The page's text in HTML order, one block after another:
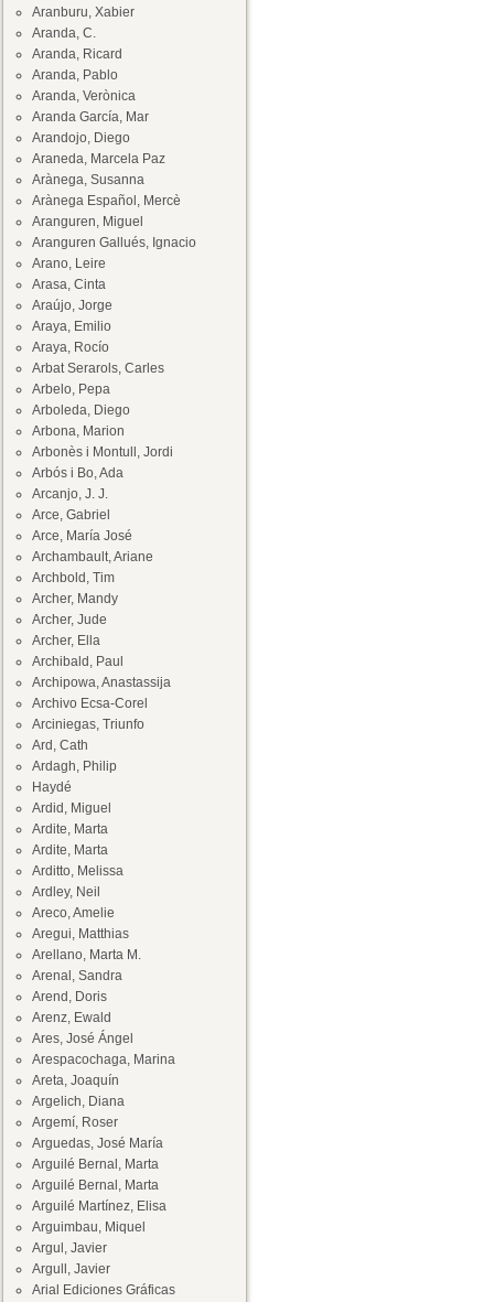
Aranburu, Xabier
Aranda, C.
Aranda, Ricard
Aranda, Pablo
Aranda, Verònica
Aranda García, Mar
Arandojo, Diego
Araneda, Marcela Paz
Arànega, Susanna
Arànega Español, Mercè
Aranguren, Miguel
Aranguren Gallués, Ignacio
Arano, Leire
Arasa, Cinta
Araújo, Jorge
Araya, Emilio
Araya, Rocío
Arbat Serarols, Carles
Arbelo, Pepa
Arboleda, Diego
Arbona, Marion
Arbonès i Montull, Jordi
Arbós i Bo, Ada
Arcanjo, J. J.
Arce, Gabriel
Arce, María José
Archambault, Ariane
Archbold, Tim
Archer, Mandy
Archer, Jude
Archer, Ella
Archibald, Paul
Archipowa, Anastassija
Archivo Ecsa-Corel
Arciniegas, Triunfo
Ard, Cath
Ardagh, Philip
Haydé
Ardid, Miguel
Ardite, Marta
Ardite, Marta
Arditto, Melissa
Ardley, Neil
Areco, Amelie
Aregui, Matthias
Arellano, Marta M.
Arenal, Sandra
Arend, Doris
Arenz, Ewald
Ares, José Ángel
Arespacochaga, Marina
Areta, Joaquín
Argelich, Diana
Argemí, Roser
Arguedas, José María
Arguilé Bernal, Marta
Arguilé Bernal, Marta
Arguilé Martínez, Elisa
Arguimbau, Miquel
Argul, Javier
Argull, Javier
Arial Ediciones Gráficas